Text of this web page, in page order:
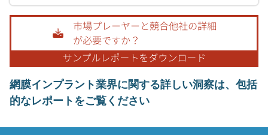
網膜インプラント業界に関する詳しい洞察は、包括
的なレポートをご覧ください